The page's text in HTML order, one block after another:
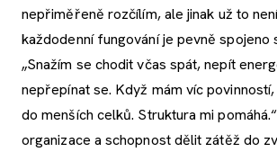
nepřiměřeně rozčílím, ale jinak už to
každodenní fungování je pevně spojeno
„Snažím se chodit včas spát, nepít
nepřepínat se. Když mám víc
do menších celků. Struktura mi
organizace a schopnost dělit zátěž do